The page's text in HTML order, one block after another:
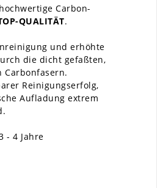
Carbon-
QUALITÄT.
und erhöhte
die dicht gefaßten,
Carbonfasern.
Reinigungserfolg,
Aufladung extrem
- 4 Jahre